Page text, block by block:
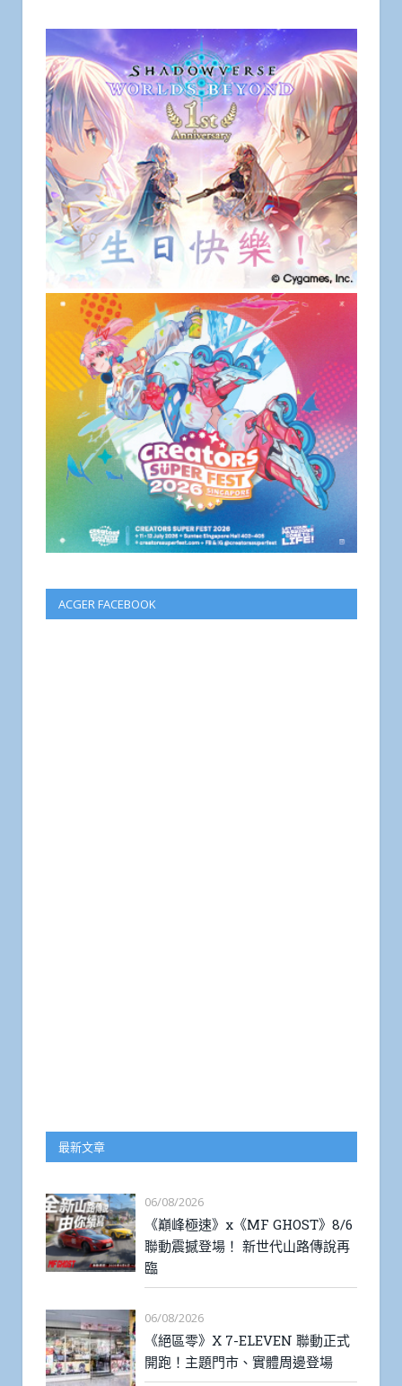
ACGER FACEBOOK
最新文章
06/08/2026
《巔峰極速》x《MF GHOST》8/6
聯動震撼登場！ 新世代山路傳說再
臨
06/08/2026
《絕區零》X 7-ELEVEN 聯動正式
開跑！主題門市、實體周邊登場